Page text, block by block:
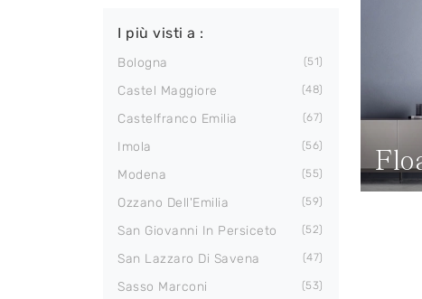
I più visti a :
Bologna 51
Castel Maggiore 48
Castelfranco Emilia 67
Imola 56
Modena 55
Ozzano Dell'Emilia 59
San Giovanni In Persiceto 52
San Lazzaro Di Savena 47
Sasso Marconi 53